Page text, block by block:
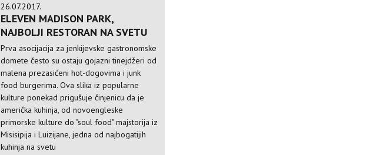
26.07.2017.
ELEVEN MADISON PARK,
NAJBOLJI RESTORAN NA SVETU
Prva asocijacija za jenkijevske gastronomske
domete često su ostaju gojazni tinejdžeri od
malena prezasićeni hot-dogovima i junk
food burgerima. Ova slika iz popularne
kulture ponekad prigušuje činjenicu da je
američka kuhinja, od novoengleske
primorske kulture do "soul food" majstorija iz
Misisipija i Luizijane, jedna od najbogatijih
kuhinja na svetu